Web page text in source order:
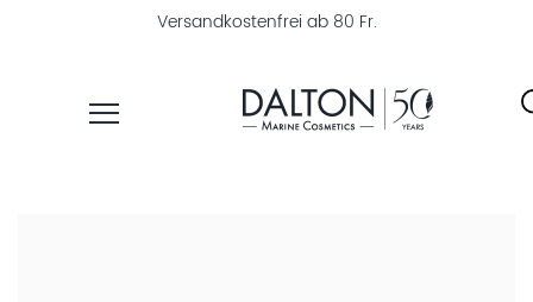
Versandkostenfrei ab 80 Fr.